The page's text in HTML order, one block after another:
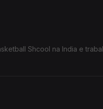
Shcool na India e